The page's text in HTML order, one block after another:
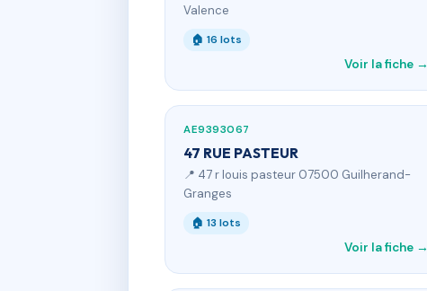
Valence
🏠 16 lots
Voir la fiche →
AE9393067
47 RUE PASTEUR
📍 47 r louis pasteur 07500 Guilherand-
Granges
🏠 13 lots
Voir la fiche →